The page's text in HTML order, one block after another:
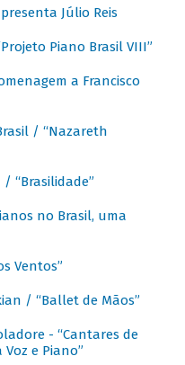
Júlio Reis
Piano Brasil VIII”
a Francisco
/ “Nazareth
“Brasilidade”
no Brasil, uma
Ventos”
/ “Ballet de Mãos”
- “Cantares de
e Piano”